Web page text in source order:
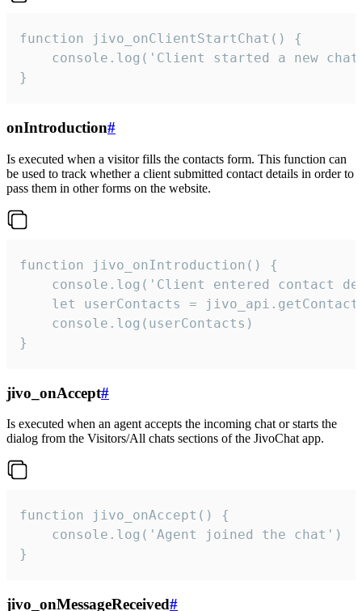
function jivo_onClientStartChat() {
console.log('Client started a new
}
onIntroduction#
Is executed when a visitor fills the contacts form. This function can
be used to track whether a client submitted contact details in order to
pass them in other forms on the website.
function jivo_onIntroduction() {
console.log('Client entered contact
let userContacts =
    console.log(userContacts)
}
jivo_onAccept#
Is executed when an agent accepts the incoming chat or starts the
dialog from the Visitors/All chats sections of the JivoChat app.
function jivo_onAccept() {
}
jivo_onMessageReceived#